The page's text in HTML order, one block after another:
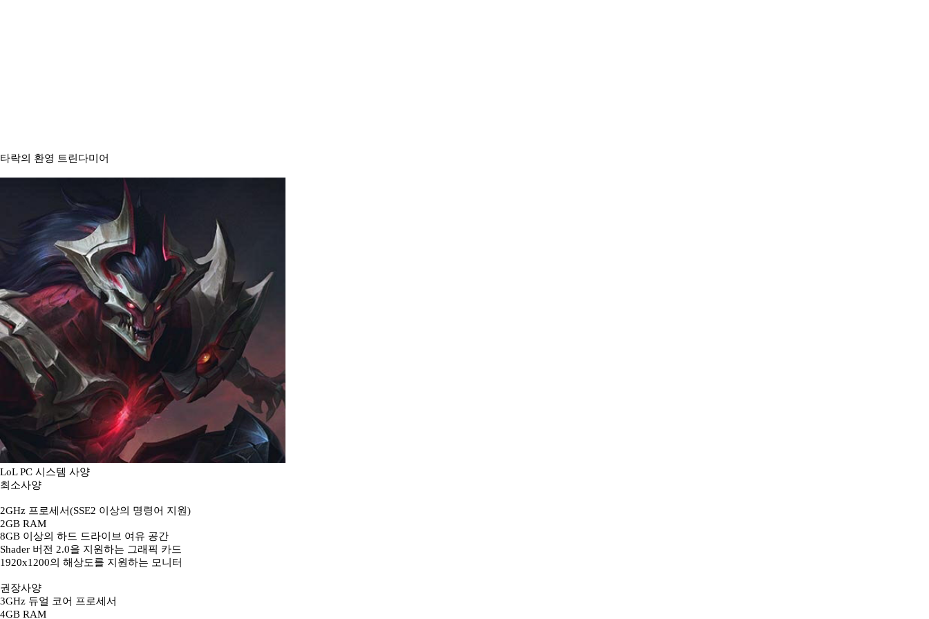
타락의 환영 트린다미어
LoL PC 시스템 사양
최소사양
2GHz 프로세서(SSE2 이상의 명령어 지원)
2GB RAM
8GB 이상의 하드 드라이브 여유 공간
Shader 버전 2.0을 지원하는 그래픽 카드
1920x1200의 해상도를 지원하는 모니터
권장사양
3GHz 듀얼 코어 프로세서
4GB RAM